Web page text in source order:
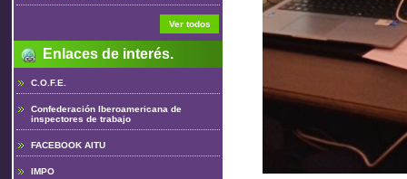
Ver todos
Enlaces de interés.
C.O.F.E.
Confederación Iberoamericana de
inspectores de trabajo
FACEBOOK AITU
IMPO